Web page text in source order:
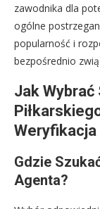
zawodnika dla
ogólne
popularność i
bezpośrednio
Jak
Weryfikacja
Gdzie
Agenta?